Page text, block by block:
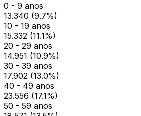
0 - 9 anos
13.340 (9.7%)
10 - 19 anos
15.332 (11.1%)
20 - 29 anos
14.951 (10.9%)
30 - 39 anos
17.902 (13.0%)
40 - 49 anos
23.556 (17.1%)
50 - 59 anos